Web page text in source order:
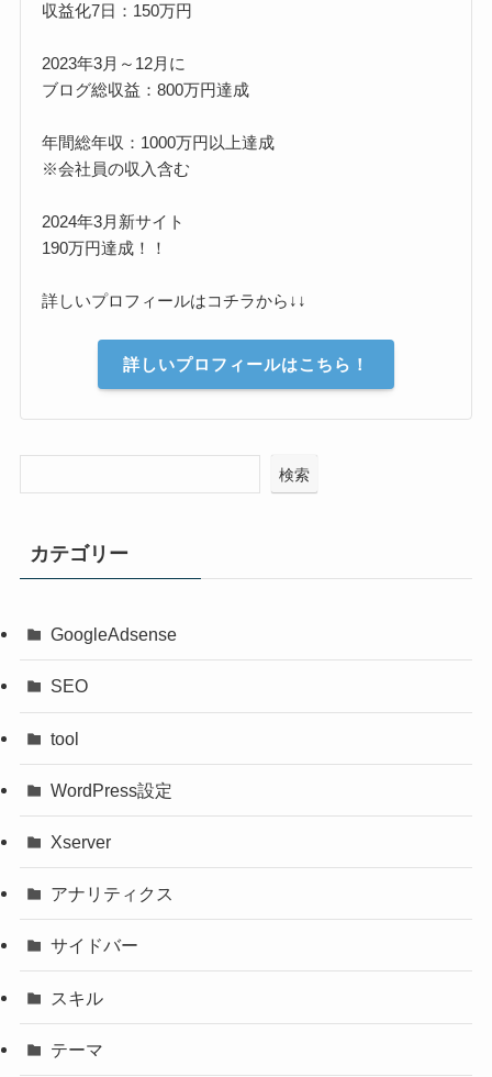
収益化7日：150万円
2023年3月～12月に
ブログ総収益：800万円達成
年間総年収：1000万円以上達成
※会社員の収入含む
2024年3月新サイト
190万円達成！！
詳しいプロフィールはコチラから↓↓
詳しいプロフィールはこちら！
検索
カテゴリー
GoogleAdsense
SEO
tool
WordPress設定
Xserver
アナリティクス
サイドバー
スキル
テーマ